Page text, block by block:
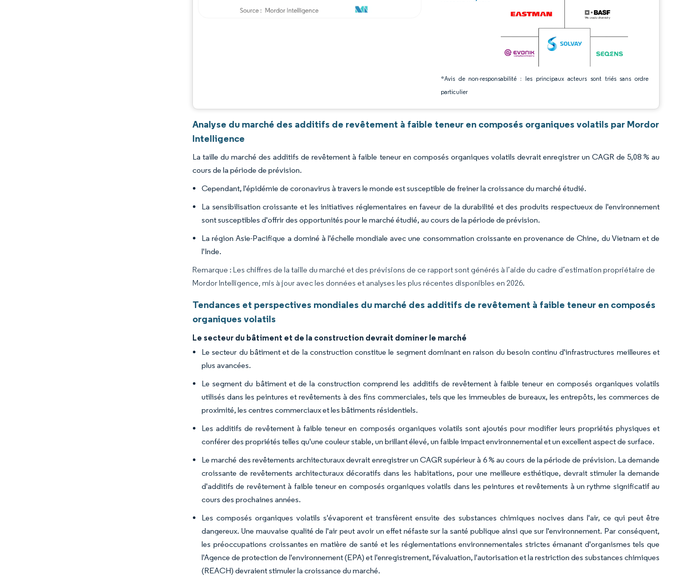
*Avis de non-responsabilité : les principaux acteurs sont triés sans ordre
particulier
Analyse du marché des additifs de revêtement à faible teneur en composés organiques volatils par Mordor
Intelligence
La taille du marché des additifs de revêtement à faible teneur en composés organiques volatils devrait enregistrer un CAGR de 5,08 % au
cours de la période de prévision.
Cependant, l'épidémie de coronavirus à travers le monde est susceptible de freiner la croissance du marché étudié.
La sensibilisation croissante et les initiatives réglementaires en faveur de la durabilité et des produits respectueux de l'environnement
sont susceptibles d'offrir des opportunités pour le marché étudié, au cours de la période de prévision.
La région Asie-Pacifique a dominé à l'échelle mondiale avec une consommation croissante en provenance de Chine, du Vietnam et de
l'Inde.
Remarque : Les chiffres de la taille du marché et des prévisions de ce rapport sont générés à l’aide du cadre d’estimation propriétaire de
Mordor Intelligence, mis à jour avec les données et analyses les plus récentes disponibles en 2026.
Tendances et perspectives mondiales du marché des additifs de revêtement à faible teneur en composés
organiques volatils
Le secteur du bâtiment et de la construction devrait dominer le marché
Le secteur du bâtiment et de la construction constitue le segment dominant en raison du besoin continu d'infrastructures meilleures et
plus avancées.
Le segment du bâtiment et de la construction comprend les additifs de revêtement à faible teneur en composés organiques volatils
utilisés dans les peintures et revêtements à des fins commerciales, tels que les immeubles de bureaux, les entrepôts, les commerces de
proximité, les centres commerciaux et les bâtiments résidentiels.
Les additifs de revêtement à faible teneur en composés organiques volatils sont ajoutés pour modifier leurs propriétés physiques et
conférer des propriétés telles qu'une couleur stable, un brillant élevé, un faible impact environnemental et un excellent aspect de surface.
Le marché des revêtements architecturaux devrait enregistrer un CAGR supérieur à 6 % au cours de la période de prévision. La demande
croissante de revêtements architecturaux décoratifs dans les habitations, pour une meilleure esthétique, devrait stimuler la demande
d'additifs de revêtement à faible teneur en composés organiques volatils dans les peintures et revêtements à un rythme significatif au
cours des prochaines années.
Les composés organiques volatils s'évaporent et transfèrent ensuite des substances chimiques nocives dans l'air, ce qui peut être
dangereux. Une mauvaise qualité de l'air peut avoir un effet néfaste sur la santé publique ainsi que sur l'environnement. Par conséquent,
les préoccupations croissantes en matière de santé et les réglementations environnementales strictes émanant d'organismes tels que
l'Agence de protection de l'environnement (EPA) et l'enregistrement, l'évaluation, l'autorisation et la restriction des substances chimiques
(REACH) devraient stimuler la croissance du marché.